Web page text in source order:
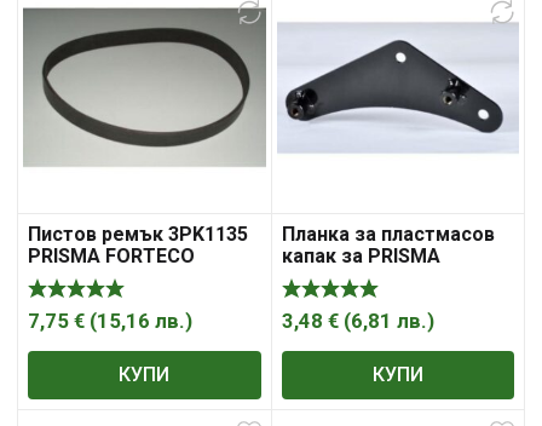
Пистов ремък 3PK1135
PRISMA FORTECO
7,75 € (15,16 лв.)
КУПИ
Планка за пластмасов
капак за PRISMA
FORTECO
3,48 € (6,81 лв.)
КУПИ